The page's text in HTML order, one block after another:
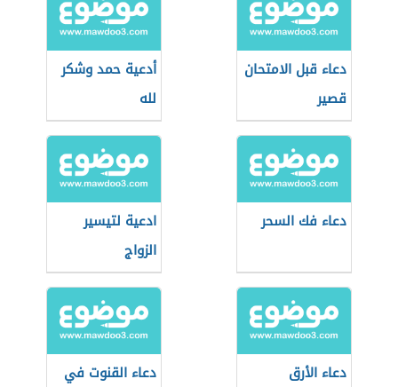
دعاء قبل الامتحان
قصير
أدعية حمد وشكر
لله
دعاء فك السحر
ادعية لتيسير
الزواج
دعاء الأرق
دعاء القنوت في